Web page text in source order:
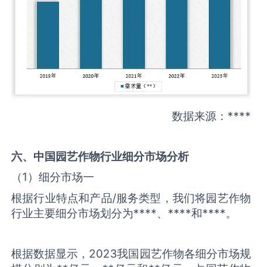
数据来源：****
六、中国园艺作物行业细分市场分析
（1）细分市场一
根据行业特点和产品/服务类型，我们将园艺作物
行业主要细分市场划分为****、****和****。
根据数据显示，2023我国园艺作物各细分市场规